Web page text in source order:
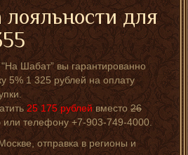
для
Шабат” вы гарантированно
5% 1 325 рублей на оплату
25 175 рублейвместо26
или телефону +7-903-749-4000.
отправка в регионы и